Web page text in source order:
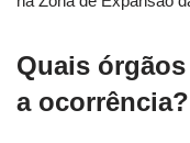
Quais
a ocorrência?